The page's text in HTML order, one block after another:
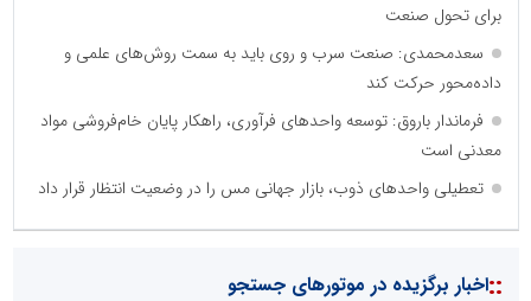
برای تحول صنعت
سعدمحمدی: صنعت سرب و روی باید به سمت روش‌های علمی و
داده‌محور حرکت کند
فرماندار باروق: توسعه واحدهای فرآوری، راهکار پایان خام‌فروشی مواد
معدنی است
تعطیلی واحدهای ذوب، بازار جهانی مس را در وضعیت انتظار قرار داد
نظرسنجی